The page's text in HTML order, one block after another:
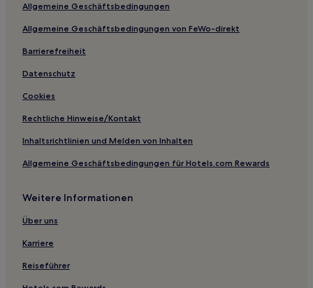
Allgemeine Geschäftsbedingungen
Allgemeine Geschäftsbedingungen von FeWo-direkt
Barrierefreiheit
Datenschutz
Cookies
Rechtliche Hinweise/Kontakt
Inhaltsrichtlinien und Melden von Inhalten
Allgemeine Geschäftsbedingungen für Hotels.com Rewards
Weitere Informationen
Über uns
Karriere
Reiseführer